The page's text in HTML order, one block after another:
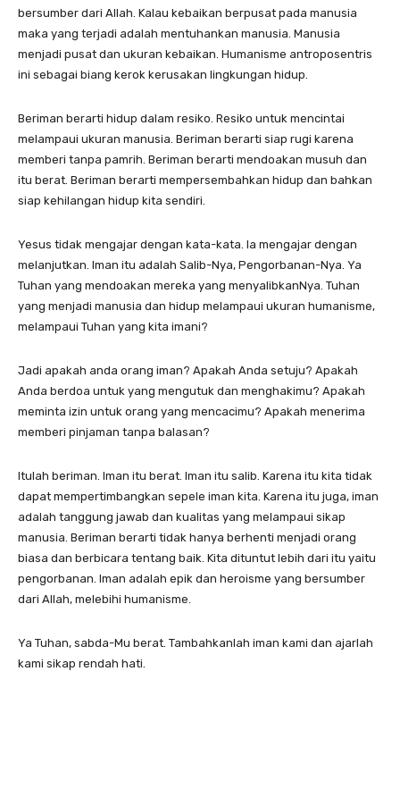
bersumber dari Allah. Kalau kebaikan berpusat pada manusia
maka yang terjadi adalah mentuhankan manusia. Manusia
menjadi pusat dan ukuran kebaikan. Humanisme antroposentris
ini sebagai biang kerok kerusakan lingkungan hidup.
Beriman berarti hidup dalam resiko. Resiko untuk mencintai
melampaui ukuran manusia. Beriman berarti siap rugi karena
memberi tanpa pamrih. Beriman berarti mendoakan musuh dan
itu berat. Beriman berarti mempersembahkan hidup dan bahkan
siap kehilangan hidup kita sendiri.
Yesus tidak mengajar dengan kata-kata. Ia mengajar dengan
melanjutkan. Iman itu adalah Salib-Nya, Pengorbanan-Nya. Ya
Tuhan yang mendoakan mereka yang menyalibkanNya. Tuhan
yang menjadi manusia dan hidup melampaui ukuran humanisme,
melampaui Tuhan yang kita imani?
Jadi apakah anda orang iman? Apakah Anda setuju? Apakah
Anda berdoa untuk yang mengutuk dan menghakimu? Apakah
meminta izin untuk orang yang mencacimu? Apakah menerima
memberi pinjaman tanpa balasan?
Itulah beriman. Iman itu berat. Iman itu salib. Karena itu kita tidak
dapat mempertimbangkan sepele iman kita. Karena itu juga, iman
adalah tanggung jawab dan kualitas yang melampaui sikap
manusia. Beriman berarti tidak hanya berhenti menjadi orang
biasa dan berbicara tentang baik. Kita dituntut lebih dari itu yaitu
pengorbanan. Iman adalah epik dan heroisme yang bersumber
dari Allah, melebihi humanisme.
Ya Tuhan, sabda-Mu berat. Tambahkanlah iman kami dan ajarlah
kami sikap rendah hati.